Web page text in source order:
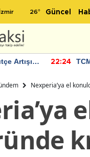
26° Güncel
Artışı
22:24
Nexperia’ya el